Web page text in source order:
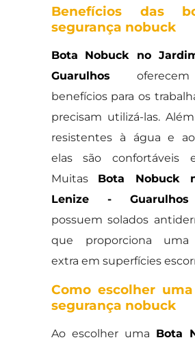
Benefícios das
segurança nobuck
Bota Nobuck no
Guarulhos
benefícios para os
precisam utilizá-las.
resistentes à água e
elas são confortáveis
Muitas Bota Nobuck
Lenize - Guarulhos
possuem solados
que proporciona uma
extra em superfícies
Como escolher
segurança nobuck
Ao escolher uma Bota